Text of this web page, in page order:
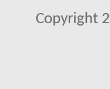
Copyright